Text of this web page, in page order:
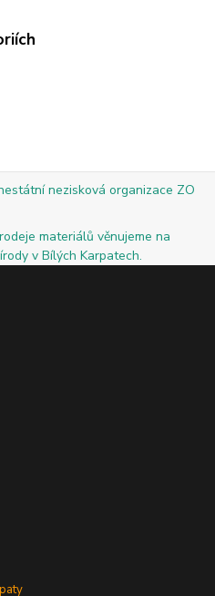
nezisková organizace ZO
materiálů věnujeme na
v Bílých Karpatech.